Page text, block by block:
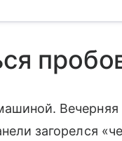
Вечерняя
загорелся